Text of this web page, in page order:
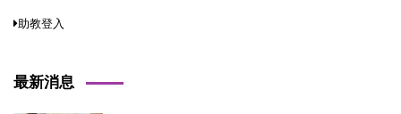
助教登入
最新消息